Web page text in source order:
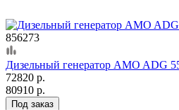
856273
Дизельный генератор AMO ADG
72820 р.
80910 р.
Под заказ